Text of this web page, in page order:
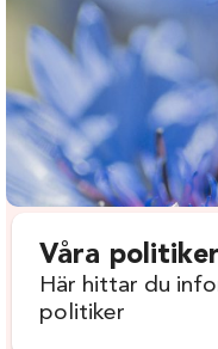
Våra
Här hittar du
politiker